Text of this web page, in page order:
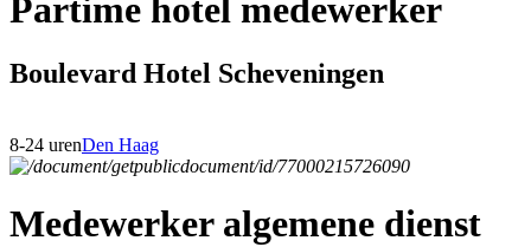
Partime hotel medewerker
Boulevard Hotel Scheveningen
8-24 urenDen Haag
Medewerker algemene dienst